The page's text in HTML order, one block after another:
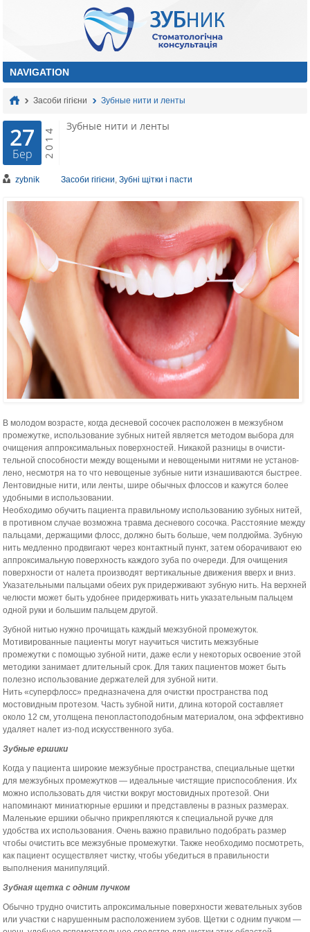
Засоби гігієни Зубные нити и ленты
27
Бер 2014 Зубные нити и ленты
zybnik Засоби гігієни,Зубні щітки і пасти
В молодом возрасте, когда десневой сосочек расположен в межзубном
промежутке, использование зубных нитей является методом выбора для
очищения аппроксимальных поверхностей. Никакой разницы в очисти­
тельной способности между вощеными и невощеными нитями не установ­
лено, несмотря на то что невощеные зубные нити изнашиваются быстрее.
Лентовидные нити, или ленты, шире обычных флоссов и кажутся более
удобными в использовании.
Необходимо обучить пациента правильному использованию зубных нитей,
в противном случае возможна травма десневого сосочка. Расстояние между
пальцами, держащи­ми флосс, должно быть больше, чем полдюйма. Зубную
нить медленно про­двигают через контактный пункт, затем оборачивают ею
аппроксимальную поверхность каждого зуба по очереди. Для очищения
поверхности от налета производят вертикальные движения вверх и вниз.
Указательными пальцами обеих рук придерживают зубную нить. На верхней
челюсти может быть удобнее придерживать нить указательным пальцем
одной руки и большим пальцем другой.
Зубной нитью нужно прочищать каждый межзуб­ной промежуток.
Мотивированные пациенты могут научиться чистить меж­зубные
промежутки с помощью зубной нити, даже если у некоторых освоение этой
методики занимает длительный срок. Для таких пациентов может быть
полезно использование держателей для зубной нити.
Нить «суперфлосс» предназначена для очистки пространства под
мостовидным протезом. Часть зубной нити, длина которой составляет
около 12 см, утолщена пенопластоподобным материалом, она эффективно
удаляет налет из-под искусственного зуба.
Зубные ершики
Когда у пациента широкие межзубные пространства, специальные щетки
для межзубных промежутков — идеальные чистящие приспособления. Их
можно использовать для чистки вокруг мостовидных протезой. Они
напоминают миниатюрные ершики и представлены в разных размерах.
Маленькие ершики обычно прикрепляются к специальной ручке для
удобства их использования. Очень важно правильно подобрать размер
чтобы очистить все межзубные про­межутки. Также необходимо посмот­реть,
как пациент осуществляет чист­ку, чтобы убедиться в правильности
выполнения манипуляций.
Зубная щетка с одним пучком
Обычно трудно очистить апроксимальные поверхности жеватель­ных зубов
или участки с нарушен­ным расположением зубов. Щетки с одним пучком —